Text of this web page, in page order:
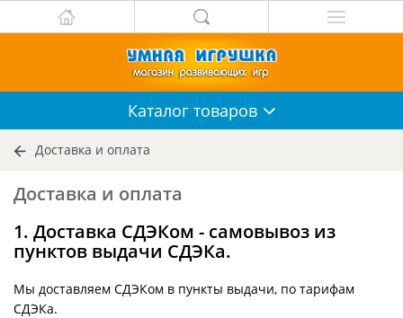
Каталог товаров
Доставка и оплата
Доставка и оплата
1. Доставка СДЭКом - самовывоз из
пунктов выдачи СДЭКа.
Мы доставляем СДЭКом в пункты выдачи, по тарифам
СДЭКа.